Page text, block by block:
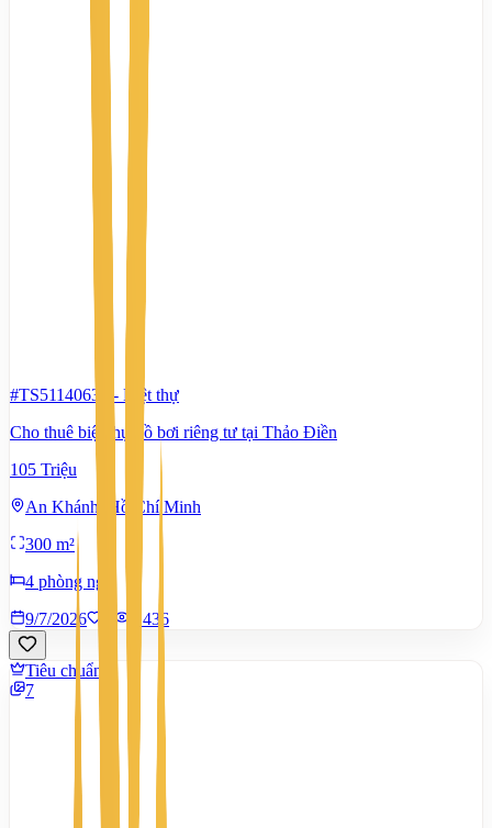
#TS51140634 - Biệt thự
Cho thuê biệt thự hồ bơi riêng tư tại Thảo Điền
105 Triệu
An Khánh, Hồ Chí Minh
300 m²
4 phòng ngủ
9/7/2026
1.436
Tiêu chuẩn
7